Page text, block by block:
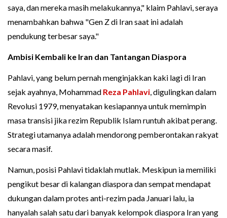
saya, dan mereka masih melakukannya," klaim Pahlavi, seraya
menambahkan bahwa "Gen Z di Iran saat ini adalah
pendukung terbesar saya."
Ambisi Kembali ke Iran dan Tantangan Diaspora
Pahlavi, yang belum pernah menginjakkan kaki lagi di Iran
sejak ayahnya, Mohammad Reza Pahlavi, digulingkan dalam
Revolusi 1979, menyatakan kesiapannya untuk memimpin
masa transisi jika rezim Republik Islam runtuh akibat perang.
Strategi utamanya adalah mendorong pemberontakan rakyat
secara masif.
Namun, posisi Pahlavi tidaklah mutlak. Meskipun ia memiliki
pengikut besar di kalangan diaspora dan sempat mendapat
dukungan dalam protes anti-rezim pada Januari lalu, ia
hanyalah salah satu dari banyak kelompok diaspora Iran yang